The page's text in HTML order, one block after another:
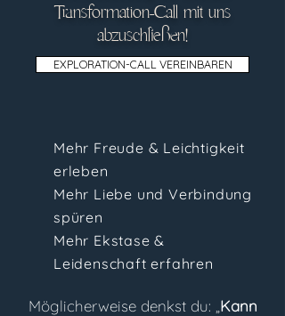
Transformation-Call mit uns
abzuschließen!
EXPLORATION-CALL VEREINBAREN
Mehr Freude & Leichtigkeit
erleben
Mehr Liebe und Verbindung
spüren
Mehr Ekstase &
Leidenschaft erfahren
Möglicherweise denkst du: „ Kann